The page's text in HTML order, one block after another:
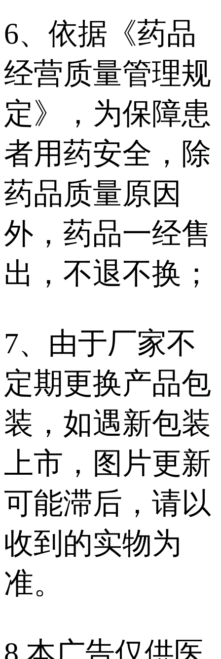
6、依据《药品
经营质量管理规
定》，为保障患
者用药安全，除
药品质量原因
外，药品一经售
出，不退不换；
7、由于厂家不
定期更换产品包
装，如遇新包装
上市，图片更新
可能滞后，请以
收到的实物为
准。